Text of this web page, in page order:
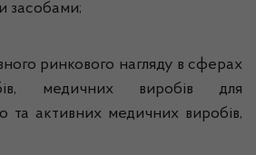
засобами;
ринкового нагляду в сферах
медичних виробів для
та активних медичних виробів,